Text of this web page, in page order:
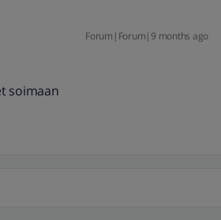
Forum|Forum|9 months ago
soimaan